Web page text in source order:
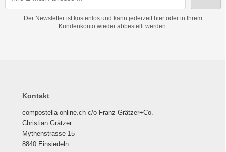
Der Newsletter ist kostenlos und kann jederzeit hier oder in Ihrem
Kundenkonto wieder abbestellt werden.
Kontakt
compostella-online.ch c/o Franz Grätzer+Co.
Christian Grätzer
Mythenstrasse 15
8840 Einsiedeln